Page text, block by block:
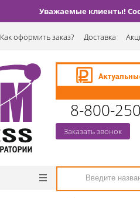
Уважаемые клиенты!
Как оформить заказ? Доставка
8-800-
Заказать звонок